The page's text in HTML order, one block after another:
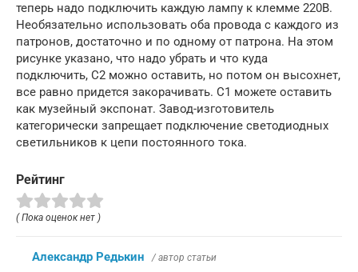
теперь надо подключить каждую лампу к клемме 220В.
Необязательно использовать оба провода с каждого из
патронов, достаточно и по одному от патрона. На этом
рисунке указано, что надо убрать и что куда
подключить, С2 можно оставить, но потом он высохнет,
все равно придется закорачивать. С1 можете оставить
как музейный экспонат. Завод-изготовитель
категорически запрещает подключение светодиодных
светильников к цепи постоянного тока.
Рейтинг
( Пока оценок нет )
Александр Редькин / автор статьи